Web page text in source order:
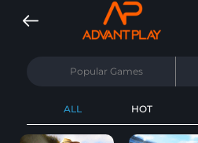
Popular Games
ALL HOT